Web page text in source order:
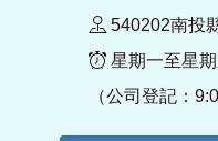
540202南投
星期一至星
（公司登記：